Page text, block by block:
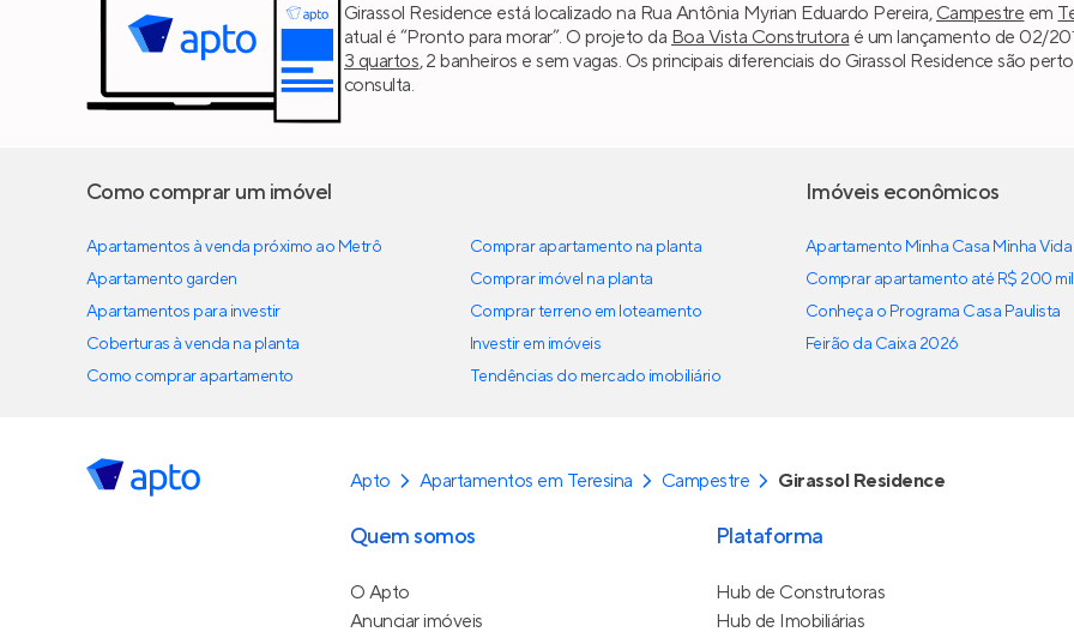
Girassol Residence está localizado na Rua Antônia Myrian Eduardo Pereira, Campestre em
atual é “Pronto para morar”. O projeto da Boa Vista Construtora é um lançamento de 02/
3 quartos, 2 banheiros e sem vagas. Os principais diferenciais do Girassol Residence são
consulta.
Como comprar um imóvel
Apartamentos à venda próximo ao Metrô
Apartamento garden
Apartamentos para investir
Coberturas à venda na planta
Como comprar apartamento
Comprar apartamento na planta
Comprar imóvel na planta
Comprar terreno em loteamento
Investir em imóveis
Tendências do mercado imobiliário
Imóveis econômicos
Apartamento Minha Casa Minha Vida
Comprar apartamento até R$ 200 mil
Conheça o Programa Casa Paulista
Feirão da Caixa 2026
Apto Apartamentos em Teresina Campestre Girassol Residence
Quem somos
O Apto
Anunciar imóveis
Plataforma
Hub de Construtoras
Hub de Imobiliárias